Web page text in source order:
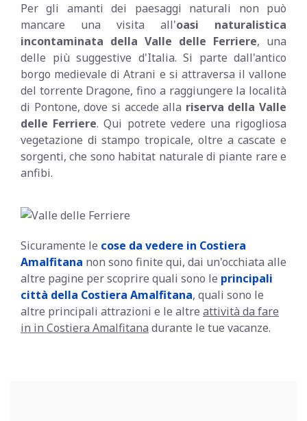
Per gli amanti dei paesaggi naturali non può
mancare una visita all'oasi naturalistica
incontaminata della Valle delle Ferriere, una
delle più suggestive d'Italia. Si parte dall'antico
borgo medievale di Atrani e si attraversa il vallone
del torrente Dragone, fino a raggiungere la località
di Pontone, dove si accede alla riserva della Valle
delle Ferriere. Qui potrete vedere una rigogliosa
vegetazione di stampo tropicale, oltre a cascate e
sorgenti, che sono habitat naturale di piante rare e
anfibi.
Sicuramente le cose da vedere in Costiera
Amalfitana non sono finite qui, dai un'occhiata alle
altre pagine per scoprire quali sono le principali
città della Costiera Amalfitana, quali sono le
altre principali attrazioni e le altre attività da fare
in in Costiera Amalfitana durante le tue vacanze.